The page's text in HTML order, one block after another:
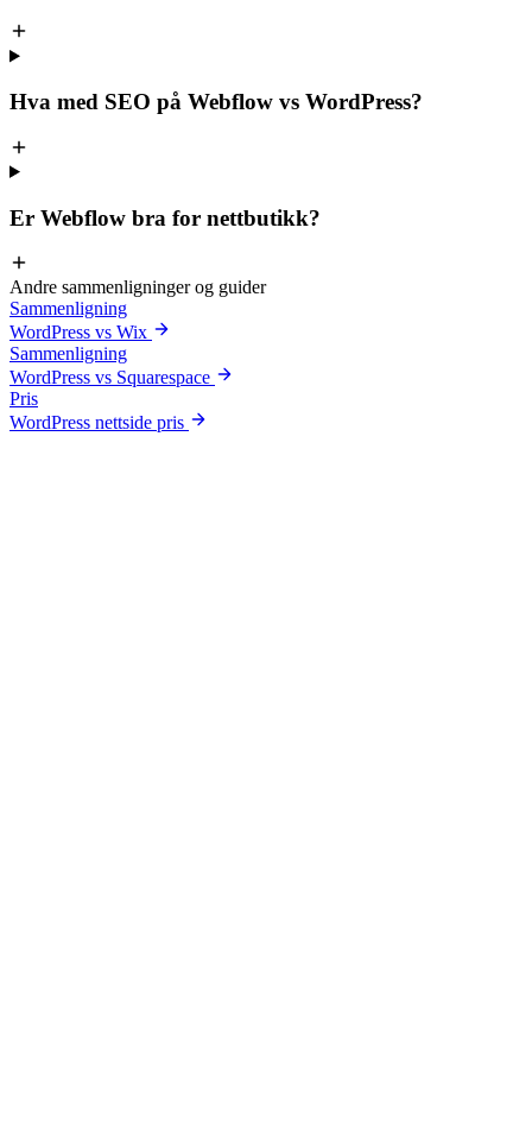
Hva med SEO på Webflow vs WordPress?
Er Webflow bra for nettbutikk?
Andre sammenligninger og guider
Sammenligning
WordPress vs Wix
Sammenligning
WordPress vs Squarespace
Pris
WordPress nettside pris